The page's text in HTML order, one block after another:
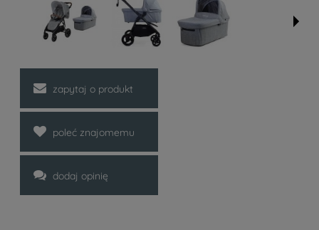
zapytaj o produkt
poleć znajomemu
dodaj opinię